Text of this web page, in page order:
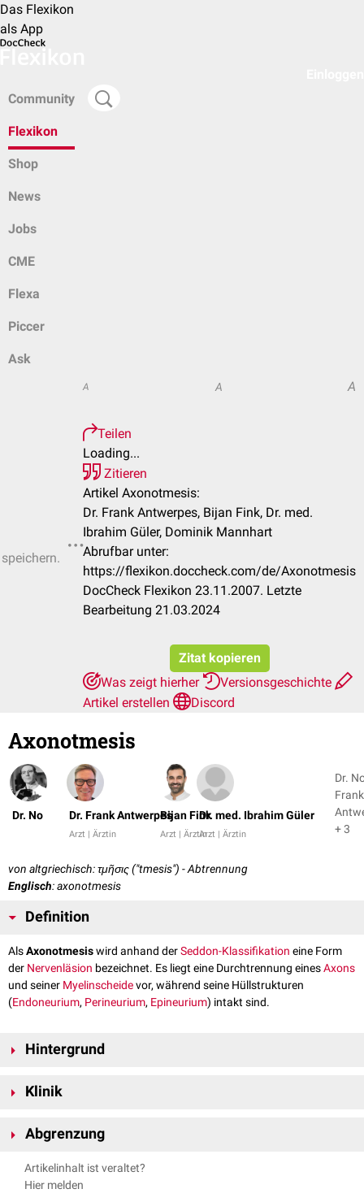
Das Flexikon
als App
Community
Flexikon
Shop
News
Jobs
CME
Flexa
Piccer
Ask
A A A
Teilen
Loading...
Zitieren
Artikel Axonotmesis:
Dr. Frank Antwerpes, Bijan Fink, Dr. med.
Ibrahim Güler, Dominik Mannhart
Abrufbar unter:
https://flexikon.doccheck.com/de/Axonotmesis
DocCheck Flexikon 23.11.2007. Letzte
Bearbeitung 21.03.2024
Zitat kopieren
Was zeigt hierher
Versionsgeschichte
Artikel erstellen
Discord
Axonotmesis
Dr. No Dr. Frank Antwerpes
Arzt | Ärztin
Bijan Fink
Arzt | Ärztin
Dr. med. Ibrahim Güler
Arzt | Ärztin
Dr.
Frank
+ 3
von altgriechisch: τμῆσις ("tmesis") - Abtrennung
Englisch: axonotmesis
Definition
AlsAxonotmesiswird anhand derSeddon-Klassifikation eine Form
der Nervenläsion bezeichnet. Es liegt eine Durchtrennung einesAxons
und seiner Myelinscheidevor, während seine Hüllstrukturen
(Endoneurium, Perineurium, Epineurium) intakt sind.
Hintergrund
Nerven. Derproximale
Regeneration
Klinik
Sensibilitätsstörungen
beeinträchtigt sein.
Abgrenzung
Bei kurzzeitiger Leitungsstörung ohne Zerstörung des Axons und der
Myelinscheide, spricht man von einer
Artikelinhalt ist veraltet?
Hier melden